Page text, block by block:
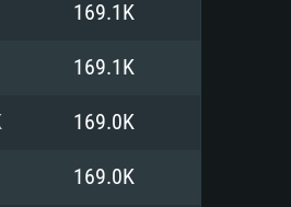
하는 Nvidia
신 그래픽 드라
드라이버를
최소사양 지원
169.1K
169.1K
169.0K
169.0K